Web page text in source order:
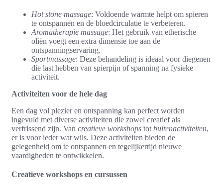
Hot stone massage: Voldoende warmte helpt om spieren
te ontspannen en de bloedcirculatie te verbeteren.
Aromatherapie massage: Het gebruik van etherische
oliën voegt een extra dimensie toe aan de
ontspanningservaring.
Sportmassage: Deze behandeling is ideaal voor diegenen
die last hebben van spierpijn of spanning na fysieke
activiteit.
Activiteiten voor de hele dag
Een dag vol plezier en ontspanning kan perfect worden
ingevuld met diverse activiteiten die zowel creatief als
verfrissend zijn. Van creatieve workshops tot buitenactiviteiten,
er is voor ieder wat wils. Deze activiteiten bieden de
gelegenheid om te ontspannen en tegelijkertijd nieuwe
vaardigheden te ontwikkelen.
Creatieve workshops en cursussen